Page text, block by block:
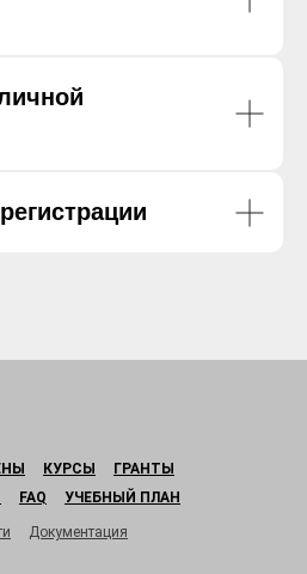
КУРСЫ
ГРАНТЫ
FAQ УЧЕБНЫЙ ПЛАН
Документация